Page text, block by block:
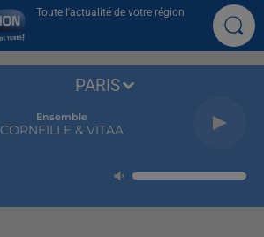
Toute l'actualité de votre région
Ensemble
CORNEILLE & VITAA
PARIS